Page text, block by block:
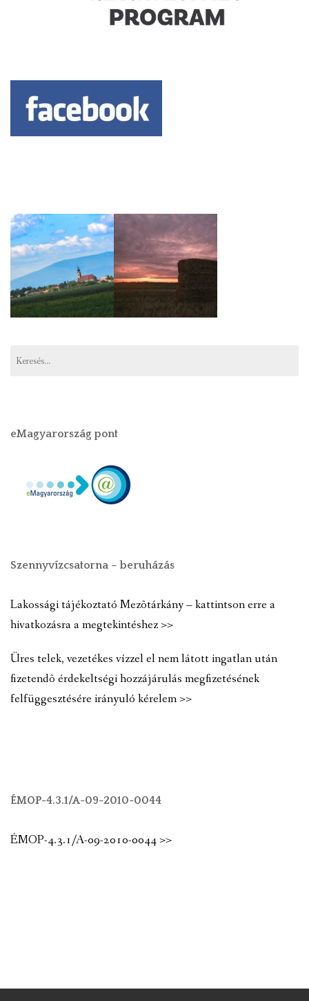
eMagyarország pont
Szennyvízcsatorna – beruházás
Lakossági tájékoztató Mezõtárkány – kattintson erre a
hivatkozásra a megtekintéshez >>
Üres telek, vezetékes vízzel el nem látott ingatlan után
fizetendõ érdekeltségi hozzájárulás megfizetésének
felfüggesztésére irányuló kérelem >>
ÉMOP-4.3.1/A-09-2010-0044
ÉMOP-4.3.1/A-09-2010-0044 >>